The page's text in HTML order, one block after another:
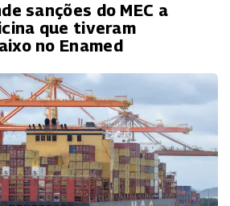
sanções do MEC a
que tiveram
no Enamed